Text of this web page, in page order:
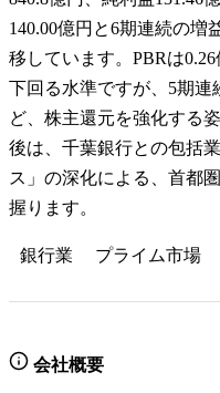
140.00億円と6期連続の増
移しています。PBRは
下回る水準ですが、5期
ど、株主還元を強化する
後は、千葉銀行との包括
ス」の深化による、首都
握ります。
銀行業 プライム市場
会社概要